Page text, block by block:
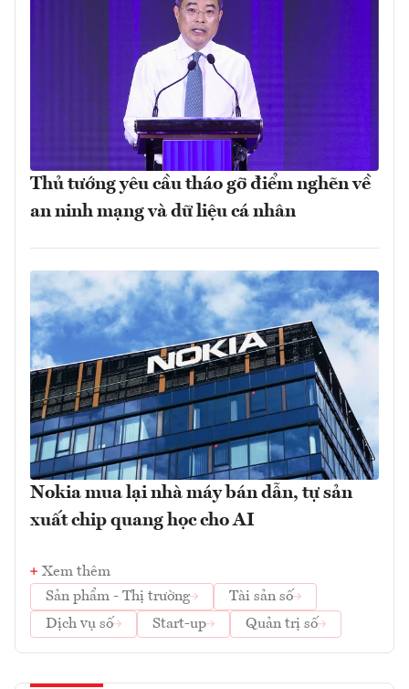
Thủ tướng yêu cầu tháo gỡ điểm nghẽn về
an ninh mạng và dữ liệu cá nhân
Nokia mua lại nhà máy bán dẫn, tự sản
xuất chip quang học cho AI
Xem thêm
Sản phẩm - Thị trường
Tài sản số
Dịch vụ số
Start-up Quản trị số